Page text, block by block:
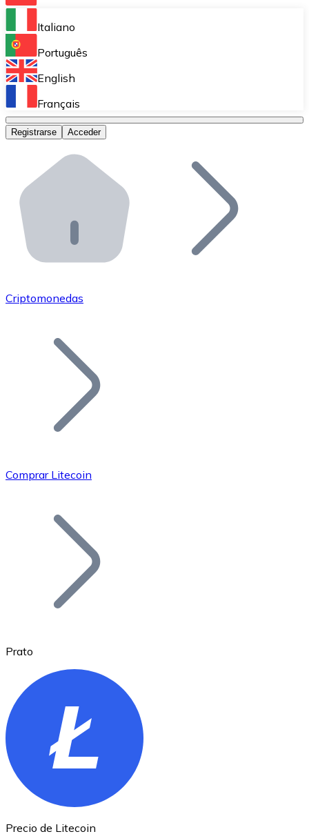
Bitnovo Ramp
Integra nuestra solución en tu plataforma.
Bitnovo Giftcards
Bitnovo OTC
Bitnovo ATM
Integra un ATM Bitnovo en tu negocio y permite que
Bitnovo API
Integra nuestra API en tu ecosistema.
Únete a nuestra red de distribuidores.
Añade tu proyecto a nuestro ecosistema.
Bitcoin
Ethereum
ETH
Italiano
Português
English
Français
Registrarse Acceder
Criptomonedas
Comprar Litecoin
Prato
Precio de Litecoin